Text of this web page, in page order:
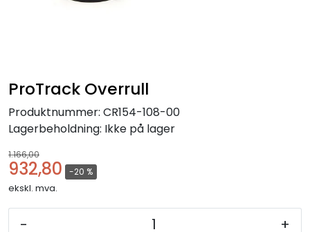
ProTrack Overrull
Produktnummer: CR154-108-00
Lagerbeholdning: Ikke på lager
1.166,00
932,80 -20 %
ekskl. mva.
- +